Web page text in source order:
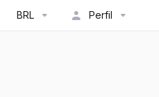
BRL Perfil